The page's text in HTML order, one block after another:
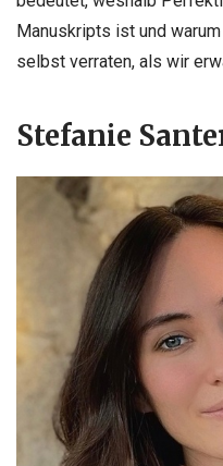
Manuskripts ist und
selbst verraten, als wir
Stefanie